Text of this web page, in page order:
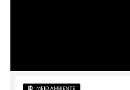
MEIO AMBIENTE